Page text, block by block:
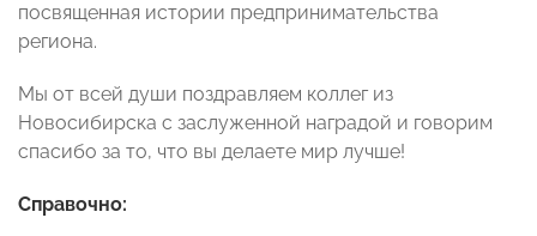
посвященная истории предпринимательства
региона.
Мы от всей души поздравляем коллег из
Новосибирска с заслуженной наградой и говорим
спасибо за то, что вы делаете мир лучше!
Справочно: